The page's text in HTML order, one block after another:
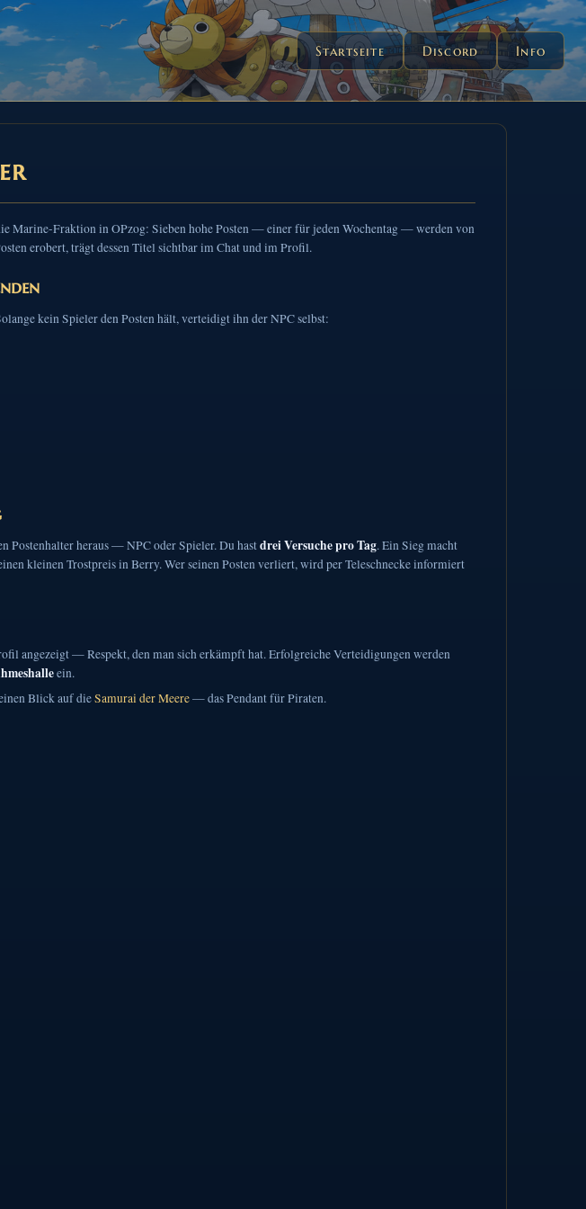
Startseite Discord Info
Marine-Fraktion in OPzog: Sieben hohe Posten — einer für jeden Wochentag — werden von
erobert, trägt dessen Titel sichtbar im Chat und im Profil.
kein Spieler den Posten hält, verteidigt ihn der NPC selbst:
Postenhalter heraus — NPC oder Spieler. Du hastdrei Versuche pro Tag. Ein Sieg macht
kleinen Trostpreis in Berry. Wer seinen Posten verliert, wird per Teleschnecke informiert
angezeigt — Respekt, den man sich erkämpft hat. Erfolgreiche Verteidigungen werden
ein.
Blick auf dieSamurai der Meere— das Pendant für Piraten.